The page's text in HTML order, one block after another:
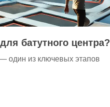
батутного центра?
один из ключевых этапов